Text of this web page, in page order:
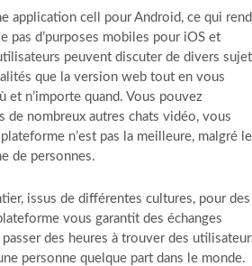
application cell pour Android, ce qui
pas d’purposes mobiles pour iOS et
peuvent discuter de divers
que la version web tout en vous
et n’importe quand. Vous pouvez
de nombreux autres chats vidéo, vous
n’est pas la meilleure, malgré le
de personnes.
issus de différentes cultures, pour des
vous garantit des échanges
des heures à trouver des
personne quelque part dans le monde.